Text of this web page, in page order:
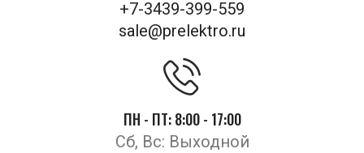
+7-3439-399-559
sale@prelektro.ru
ПН - ПТ: 8:00 - 17:00
Сб, Вс: Выходной